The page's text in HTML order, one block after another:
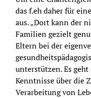
das f.eh daher für
aus. „Dort kann der
Familien gezielt
Eltern bei der
unterstützen. Es
Kenntnisse über die
Verarbeitung von